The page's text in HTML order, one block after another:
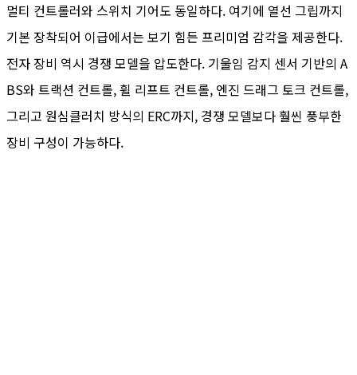
멀티 컨트롤러와 스위치 기어도 동일하다. 여기에 열선 그립까지
기본 장착되어 이급에서는 보기 힘든 프리미엄 감각을 제공한다.
전자 장비 역시 경쟁 모델을 압도한다. 기울임 감지 센서 기반의 A
BS와 트랙션 컨트롤, 휠 리프트 컨트롤, 엔진 드래그 토크 컨트롤,
그리고 원심클러치 방식의 ERC까지, 경쟁 모델보다 훨씬 풍부한
장비 구성이 가능하다.